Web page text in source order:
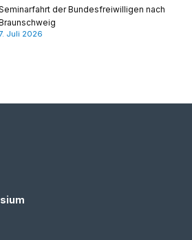
der Bundesfreiwilligen nach
Juli 2026